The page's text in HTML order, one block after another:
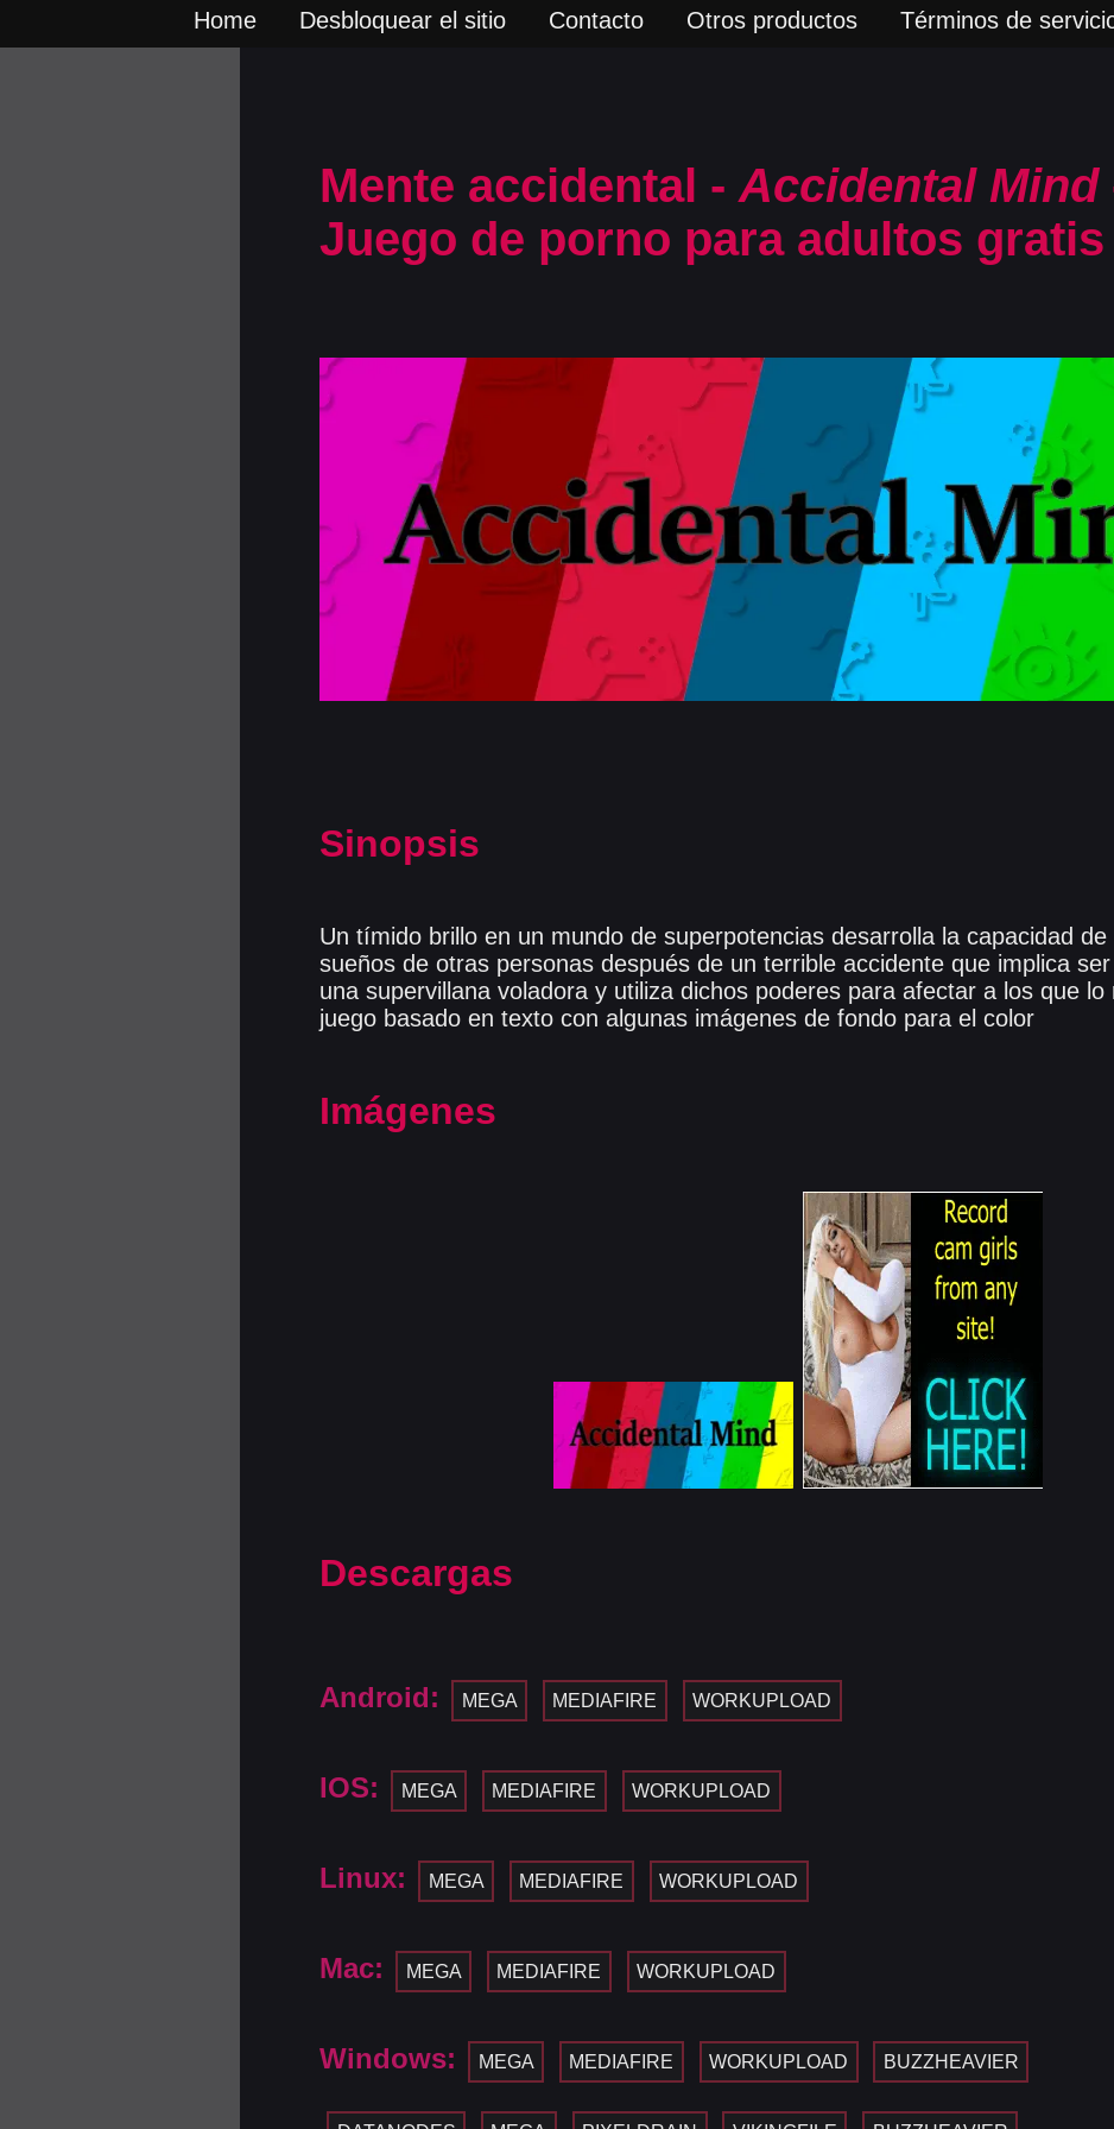
Home Desbloquear el sitio Contacto Otros productos Términos de
Mente accidental - Accidental Mind
Juego de porno para adultos gratis
Sinopsis
Un tímido brillo en un mundo de superpotencias desarrolla la capacidad
sueños de otras personas después de un terrible accidente que implica
una supervillana voladora y utiliza dichos poderes para afectar a los que lo
juego basado en texto con algunas imágenes de fondo para el color
Imágenes
Descargas
Android: MEGA MEDIAFIRE WORKUPLOAD
IOS: MEGA MEDIAFIRE WORKUPLOAD
Linux: MEGA MEDIAFIRE WORKUPLOAD
Mac: MEGA MEDIAFIRE WORKUPLOAD
Windows: MEGA MEDIAFIRE WORKUPLOAD BUZZHEAVIER